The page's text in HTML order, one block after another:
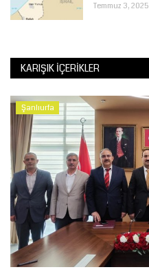
Temmuz 3, 2025
KARIŞIK İÇERIKLER
Şanlıurfa